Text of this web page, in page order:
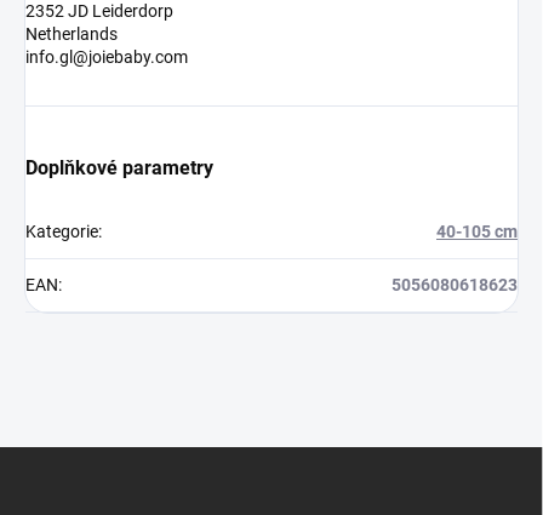
2352 JD Leiderdorp
Netherlands
info.gl@joiebaby.com
Doplňkové parametry
Kategorie: 40-105 cm
EAN: 5056080618623